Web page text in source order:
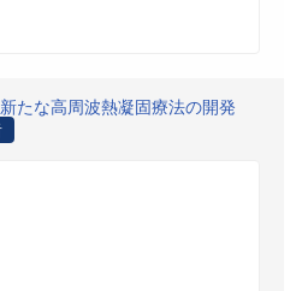
たな高周波熱凝固療法の開発